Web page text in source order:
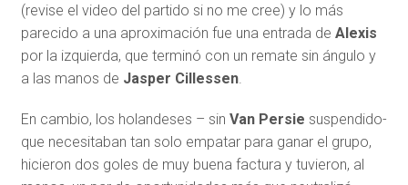
(revise el video del partido si no me cree) y lo más
parecido a una aproximación fue una entrada de Alexis
por la izquierda, que terminó con un remate sin ángulo y
a las manos de Jasper Cillessen.
En cambio, los holandeses – sin Van Persie suspendido-
que necesitaban tan solo empatar para ganar el grupo,
hicieron dos goles de muy buena factura y tuvieron, al